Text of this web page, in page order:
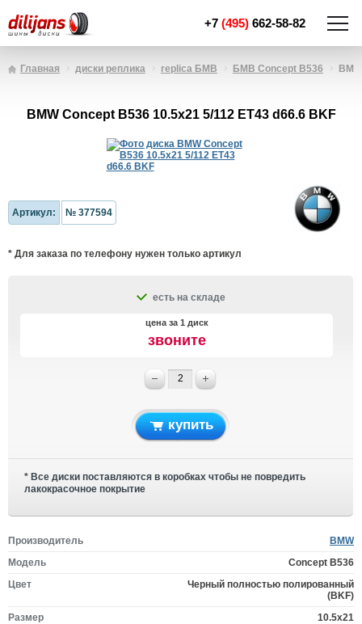
+7 (495) 662-58-82
Главная диски реплика replica БМВ БМВ Concept B536
BMW Concept B536 10.5x21 5/112 ET43 d66.6 BKF
Артикул: № 377594
* Для заказа по телефону нужен только артикул
есть на складе
цена за 1 диск
звоните
купить
* Все диски поставляются в коробках чтобы не повредить
лакокрасочное покрытие
Производитель
BMW
Модель
Concept B536
Цвет
Черный полностью полированный
(BKF)
Размер
10.5x21